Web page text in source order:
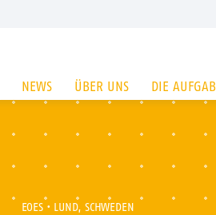
NEWS ÜBER UNS DIE
EOES • LUND, SCHWEDEN